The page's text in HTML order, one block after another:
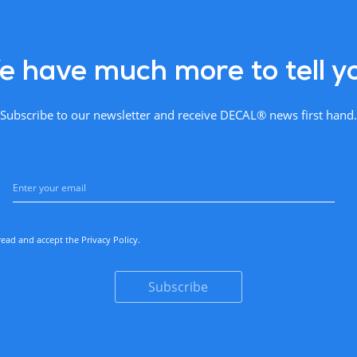
have much more to tell
Subscribe to our newsletter and receive DECAL® news first hand.
and accept the Privacy Policy.
Subscribe